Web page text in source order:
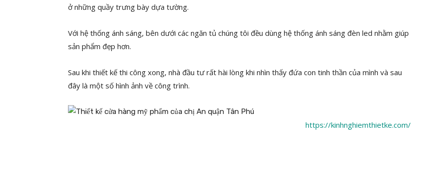
ở những quầy trưng bày dựa tường.
Với hệ thống ánh sáng, bên dưới các ngăn tủ chúng tôi đều dùng hệ thống ánh sáng đèn led nhằm giúp
sản phẩm đẹp hơn.
Sau khi thiết kế thi công xong, nhà đầu tư rất hài lòng khi nhìn thấy đứa con tinh thần của mình và sau
đây là một số hình ảnh về công trình.
https://kinhnghiemthietke.com/